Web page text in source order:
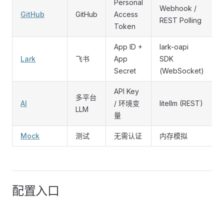
GitHub GitHub
Personal
Access
Token
Webhook /
REST Polling
Lark 飞书
App ID +
App
Secret
lark-oapi
SDK
(WebSocket)
AI
多平台
LLM
API Key
/ 环境变
量
litellm (REST)
Mock 测试 无需认证 内存模拟
配置入口